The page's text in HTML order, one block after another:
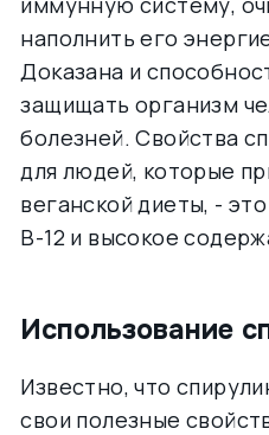
наполнить его
Доказана и
защищать организм
болезней. Свойства
для людей, которые
веганской диеты, -
В-12 и высокое
Использование
Известно, что
свои полезные